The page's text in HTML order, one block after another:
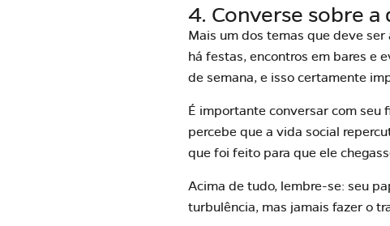
4. Converse sobre
Mais um dos temas que deve
há festas, encontros em bares e
de semana, e isso certamente
É importante conversar com seu
percebe que a vida social
que foi feito para que ele
Acima de tudo, lembre-se: seu
turbulência, mas jamais fazer o